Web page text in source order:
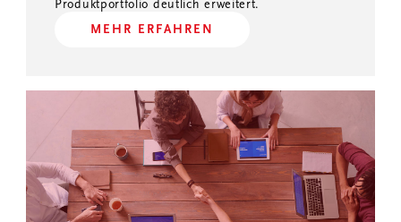
Produktportfolio deutlich erweitert.
MEHR ERFAHREN